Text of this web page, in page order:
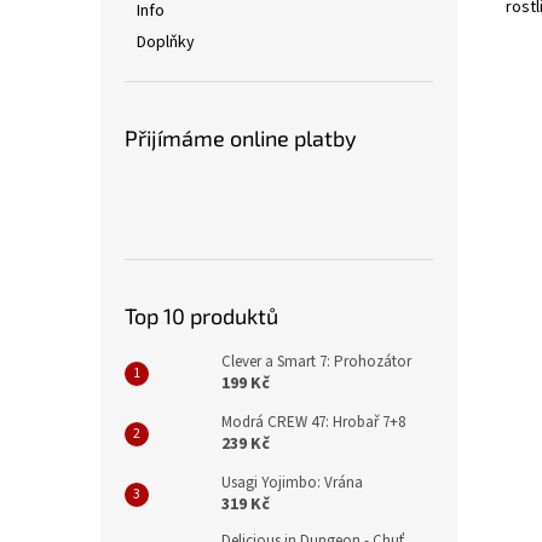
Info
Doplňky
Přijímáme online platby
Top 10 produktů
Clever a Smart 7: Prohozátor
199 Kč
Modrá CREW 47: Hrobař 7+8
239 Kč
Usagi Yojimbo: Vrána
319 Kč